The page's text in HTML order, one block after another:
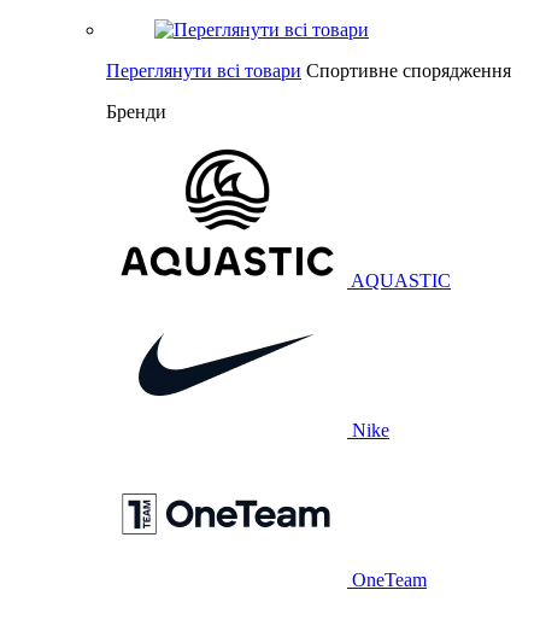
Переглянути всі товари Спортивне спорядження
Бренди
AQUASTIC
Nike
OneTeam